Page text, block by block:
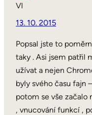
Vl
13. 10. 2015
Popsal jste to
taky . Asi jsem patřil
užívat a nejen
byly svého času fajn
potom se vše začalo
, vnucování funkcí ,